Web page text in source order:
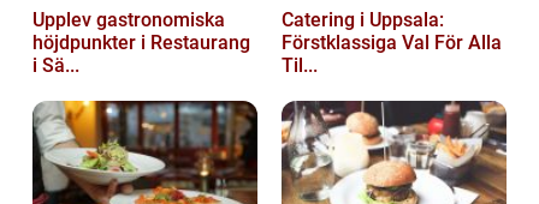
Upplev gastronomiska
höjdpunkter i Restaurang
i Sä...
Catering i Uppsala:
Förstklassiga Val För Alla
Til...